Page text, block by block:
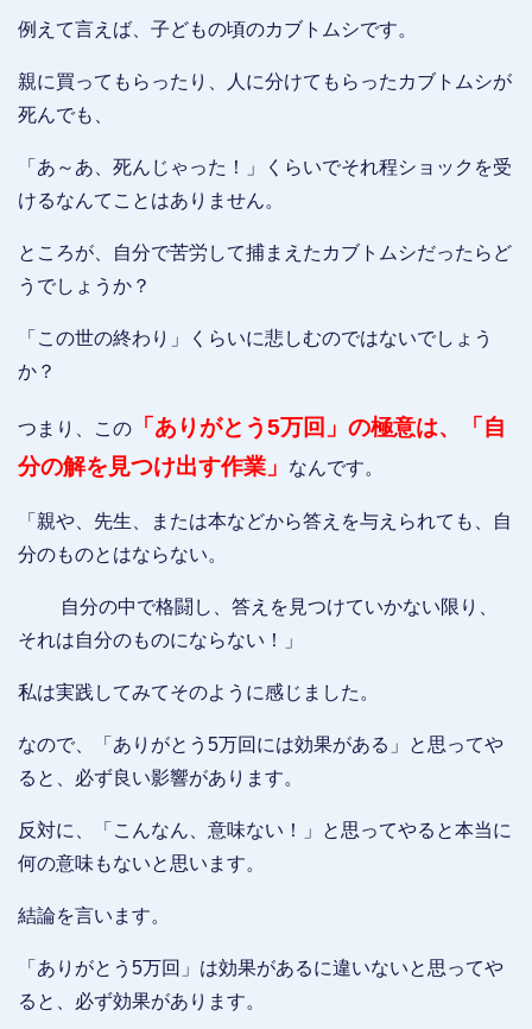
例えて言えば、子どもの頃のカブトムシです。
親に買ってもらったり、人に分けてもらったカブトムシが
死んでも、
「あ～あ、死んじゃった！」くらいでそれ程ショックを受
けるなんてことはありません。
ところが、自分で苦労して捕まえたカブトムシだったらど
うでしょうか？
「この世の終わり」くらいに悲しむのではないでしょう
か？
つまり、この
「ありがとう5万回」の極意は、「自
分の解を見つけ出す作業」
なんです。
「親や、先生、または本などから答えを与えられても、自
分のものとはならない。
自分の中で格闘し、答えを見つけていかない限り、
それは自分のものにならない！」
私は実践してみてそのように感じました。
なので、「ありがとう5万回には効果がある」と思ってや
ると、必ず良い影響があります。
反対に、「こんなん、意味ない！」と思ってやると本当に
何の意味もないと思います。
結論を言います。
「ありがとう5万回」は効果があるに違いないと思ってや
ると、必ず効果があります。